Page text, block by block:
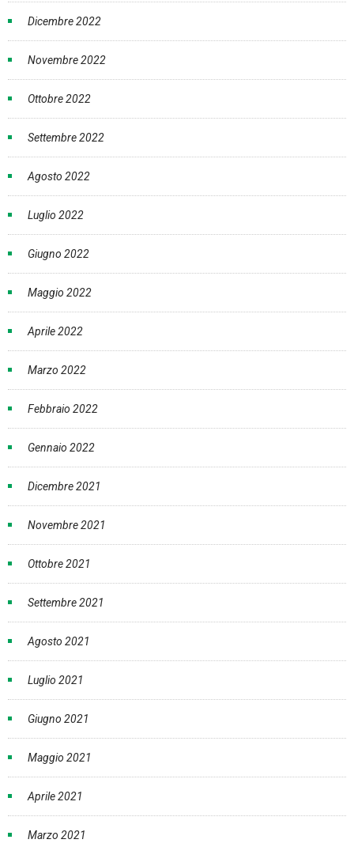
Dicembre 2022
Novembre 2022
Ottobre 2022
Settembre 2022
Agosto 2022
Luglio 2022
Giugno 2022
Maggio 2022
Aprile 2022
Marzo 2022
Febbraio 2022
Gennaio 2022
Dicembre 2021
Novembre 2021
Ottobre 2021
Settembre 2021
Agosto 2021
Luglio 2021
Giugno 2021
Maggio 2021
Aprile 2021
Marzo 2021